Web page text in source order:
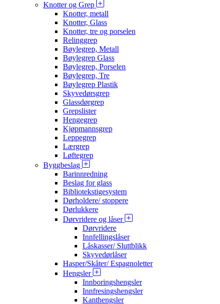
Knotter og Grep
Knotter, metall
Knotter, Glass
Knotter, tre og porselen
Relinggrep
Bøylegrep, Metall
Bøylegrep Glass
Bøylegrep, Porselen
Bøylegrep, Tre
Bøylegrep Plastik
Skyvedørsgrep
Glassdørgrep
Grepslister
Hengegrep
Kjøpmannsgrep
Leppegrep
Lærgrep
Løftegrep
Byggbeslag
Barinnredning
Beslag for glass
Bibliotekstigesystem
Dørholdere/ stoppere
Dørlukkere
Dørvridere og låser
Dørvridere
Innfellingslåser
Låskasser/ Sluttblikk
Skyvedørlåser
Hasper/Skåter/ Espagnoletter
Hengsler
Innboringshengsler
Innfresingshengsler
Kanthengsler